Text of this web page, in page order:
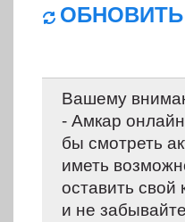
ОБНОВИТЬ
Вашему
- Амкар
бы смотреть
иметь
оставить
и не